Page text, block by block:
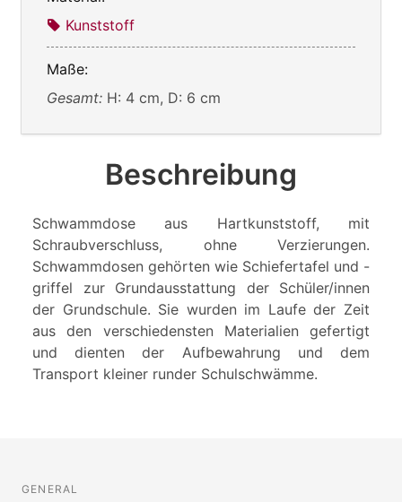
Kunststoff
Maße:
Gesamt: H: 4 cm, D: 6 cm
Beschreibung
Schwammdose aus Hartkunststoff, mit
Schraubverschluss, ohne Verzierungen.
Schwammdosen gehörten wie Schiefertafel und -
griffel zur Grundausstattung der Schüler/innen
der Grundschule. Sie wurden im Laufe der Zeit
aus den verschiedensten Materialien gefertigt
und dienten der Aufbewahrung und dem
Transport kleiner runder Schulschwämme.
GENERAL